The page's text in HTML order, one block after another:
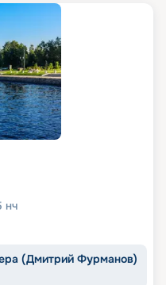
нч
(Дмитрий Фурманов)